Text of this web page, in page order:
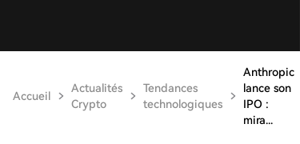
Accueil
Actualités
Crypto
Tendances
technologiques
Anthropic
lance son
IPO :
mira...